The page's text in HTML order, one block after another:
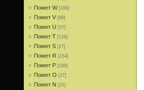
Помет W [166]
Помет V [98]
Помет U [57]
Помет T [128]
Помет S [27]
Помет R [154]
Помет P [188]
Помет О [27]
Помет N [21]